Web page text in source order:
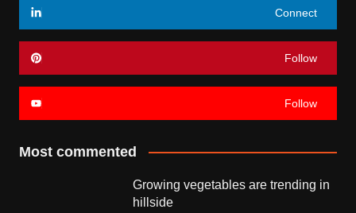
Connect
Follow
Follow
Most commented
Growing vegetables are trending in
hillside